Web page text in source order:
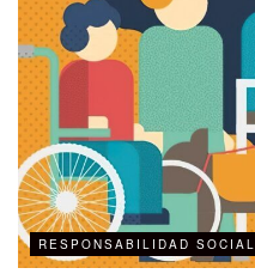
Etiquetas: Destacados
RESPONSABILIDAD SOCIAL